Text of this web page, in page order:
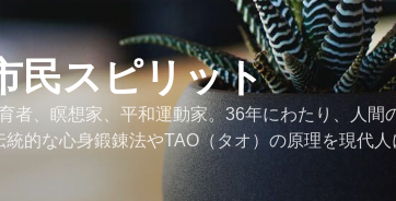
民スピリット
者、瞑想家、平和運動家。36年にわたり、人間
的な心身鍛錬法やTAO（タオ）の原理を現代人